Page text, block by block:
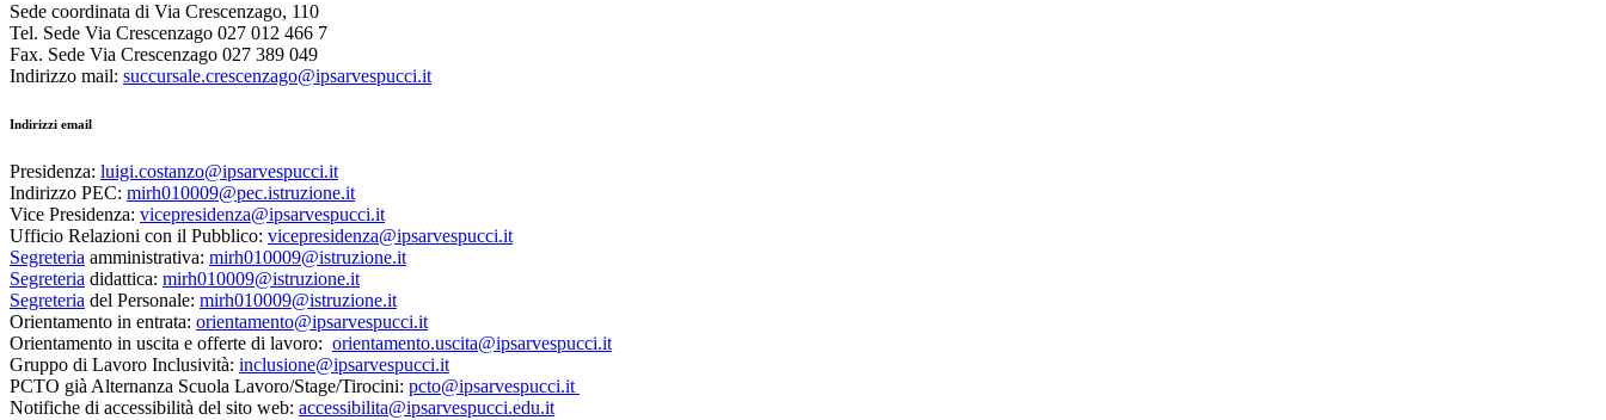
Sede coordinata di Via Crescenzago, 110
Tel. Sede Via Crescenzago 027 012 466 7
Fax. Sede Via Crescenzago 027 389 049
Indirizzo mail: succursale.crescenzago@ipsarvespucci.it
Indirizzi email
Presidenza: luigi.costanzo@ipsarvespucci.it
Indirizzo PEC: mirh010009@pec.istruzione.it
Vice Presidenza: vicepresidenza@ipsarvespucci.it
Ufficio Relazioni con il Pubblico: vicepresidenza@ipsarvespucci.it
Segreteria amministrativa: mirh010009@istruzione.it
Segreteria didattica: mirh010009@istruzione.it
Segreteria del Personale: mirh010009@istruzione.it
Orientamento in entrata: orientamento@ipsarvespucci.it
Orientamento in uscita e offerte di lavoro: orientamento.uscita@ipsarvespucci.it
Gruppo di Lavoro Inclusività: inclusione@ipsarvespucci.it
PCTO già Alternanza Scuola Lavoro/Stage/Tirocini: pcto@ipsarvespucci.it
Notifiche di accessibilità del sito web: accessibilita@ipsarvespucci.edu.it